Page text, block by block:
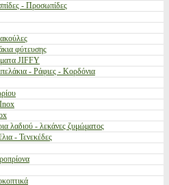
- Προσωπίδες
φύτευσης
JIFFY
- Ράφιες - Κορδόνια
λαδιού - λεκάνες ζυμώματος
- Τενεκέδες